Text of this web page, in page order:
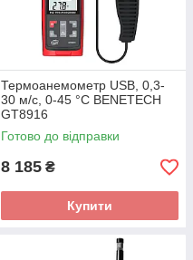
Термоанемометр USB, 0,3-
30 м/с, 0-45 °C BENETECH
GT8916
Готово до відправки
8 185 ₴
Купити